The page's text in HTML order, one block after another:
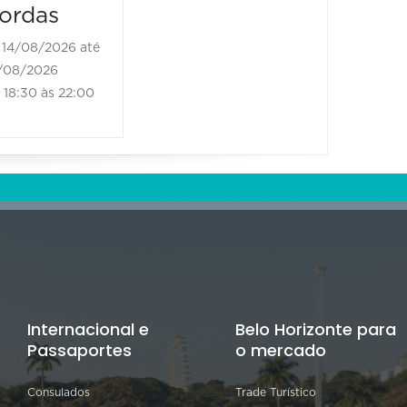
08/2026 até
08/2026
às 22:00
Internacional e
Passaportes
Consulados
Belo Horizonte para
o mercado
Trade Turístico